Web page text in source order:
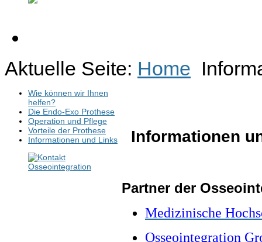
Aktuelle Seite: Home
Wie können wir Ihnen
helfen?
Die Endo-Exo Prothese
Operation und Pflege
Vorteile der Prothese
Informationen und Links
Informationen
Partner der
Medizinische
Osseointegration